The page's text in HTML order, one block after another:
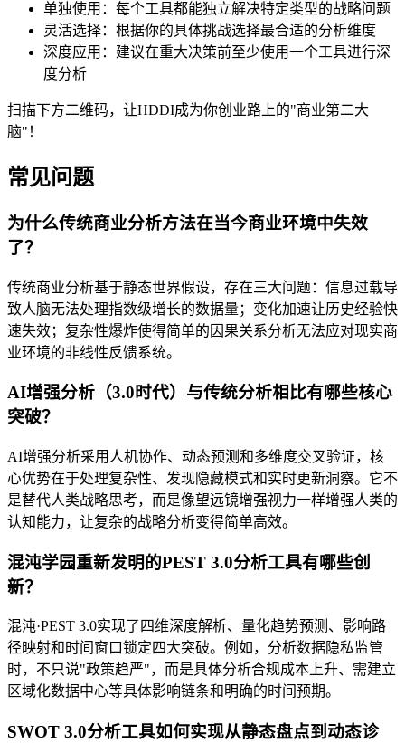
单独使用：每个工具都能独立解决特定类型的战略问题
灵活选择：根据你的具体挑战选择最合适的分析维度
深度应用：建议在重大决策前至少使用一个工具进行深
度分析
扫描下方二维码，让HDDI成为你创业路上的"商业第二大
脑"！
常见问题
为什么传统商业分析方法在当今商业环境中失效
了？
传统商业分析基于静态世界假设，存在三大问题：信息过载导
致人脑无法处理指数级增长的数据量；变化加速让历史经验快
速失效；复杂性爆炸使得简单的因果关系分析无法应对现实商
业环境的非线性反馈系统。
AI增强分析（3.0时代）与传统分析相比有哪些核心
突破？
AI增强分析采用人机协作、动态预测和多维度交叉验证，核
心优势在于处理复杂性、发现隐藏模式和实时更新洞察。它不
是替代人类战略思考，而是像望远镜增强视力一样增强人类的
认知能力，让复杂的战略分析变得简单高效。
混沌学园重新发明的PEST 3.0分析工具有哪些创
新？
混沌·PEST 3.0实现了四维深度解析、量化趋势预测、影响路
径映射和时间窗口锁定四大突破。例如，分析数据隐私监管
时，不只说"政策趋严"，而是具体分析合规成本上升、需建立
区域化数据中心等具体影响链条和明确的时间预期。
SWOT 3.0分析工具如何实现从静态盘点到动态诊